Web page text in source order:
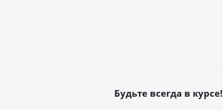
Будьте всегда в курсе!